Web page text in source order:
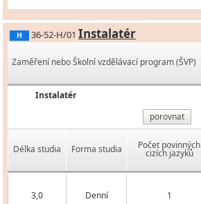
H 36-52-H/01 Instalatér
Zaměření nebo Školní vzdělávací program (ŠVP)
Instalatér
porovnat
Délka studia Forma studia Počet povinných
cizích jazyků
3,0 Denní 1